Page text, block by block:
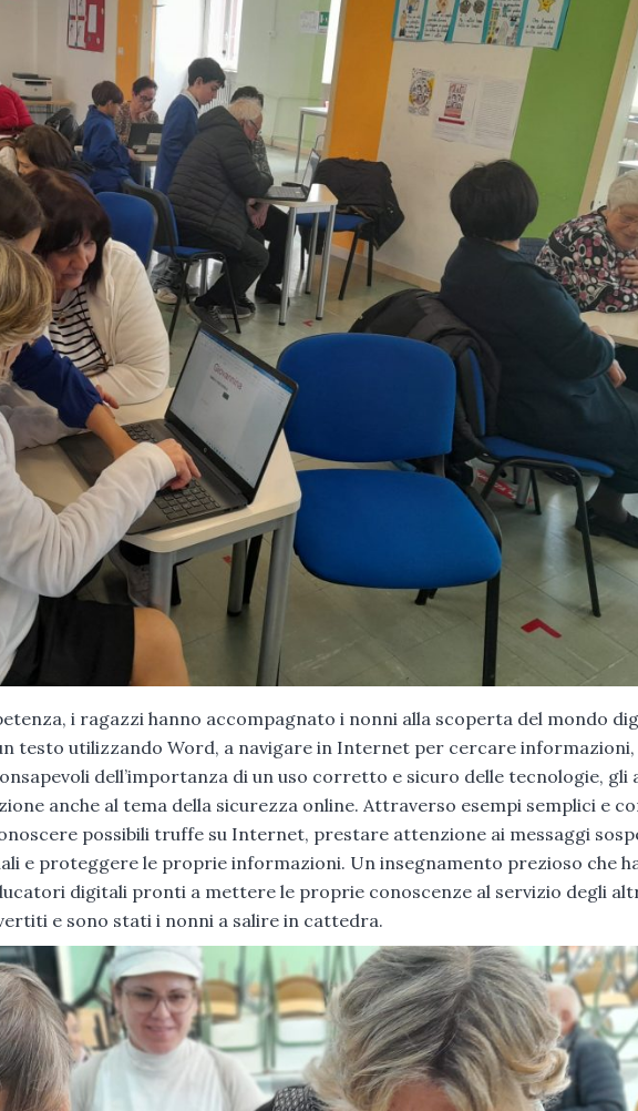
i ragazzi hanno accompagnato i nonni alla scoperta del mondo
testo utilizzando Word, a navigare in Internet per cercare informazioni,
dell’importanza di un uso corretto e sicuro delle tecnologie, gli
anche al tema della sicurezza online. Attraverso esempi semplici e
possibili truffe su Internet, prestare attenzione ai messaggi
e proteggere le proprie informazioni. Un insegnamento prezioso che
digitali pronti a mettere le proprie conoscenze al servizio degli
e sono stati i nonni a salire in cattedra.